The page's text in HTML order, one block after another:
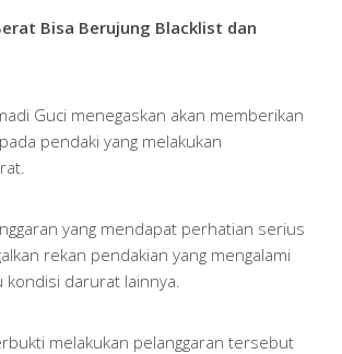
Bisa Berujung Blacklist dan
Guci menegaskan akan memberikan
pendaki yang melakukan
yang mendapat perhatian serius
rekan pendakian yang mengalami
darurat lainnya.
melakukan pelanggaran tersebut